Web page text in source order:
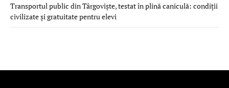
Transportul public din Târgoviște, testat în plină caniculă: condiții
civilizate și gratuitate pentru elevi